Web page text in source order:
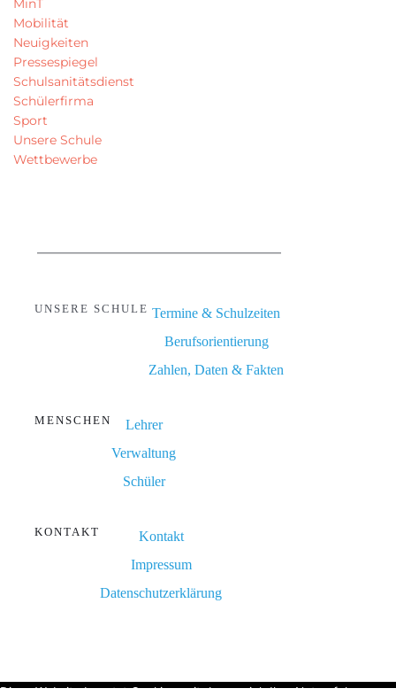
MinT
Mobilität
Neuigkeiten
Pressespiegel
Schulsanitätsdienst
Schülerfirma
Sport
Unsere Schule
Wettbewerbe
UNSERE SCHULE Termine & Schulzeiten
Berufsorientierung
Zahlen, Daten & Fakten
MENSCHEN
Lehrer
Verwaltung
Schüler
KONTAKT
Kontakt
Impressum
Datenschutzerklärung
Diese Website benutzt Cookies, mit denen sich Ihre Nutzerfahrung